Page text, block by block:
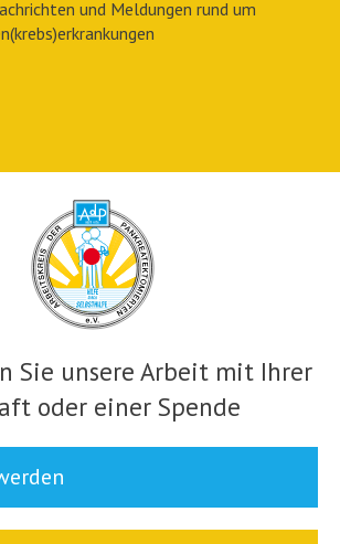
und Meldungen rund um
Sie unsere Arbeit mit Ihrer
oder einer Spende